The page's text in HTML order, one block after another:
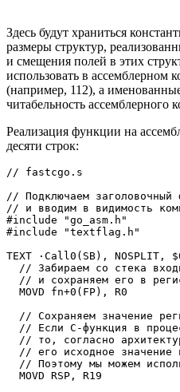
Здесь будут храниться
размеры структур,
и смещения полей в этих
использовать в ассемблерном
(например, 112), а
читабельность ассемблерного
Реализация функции на
десяти строк:
// fastcgo.s
// Подключаем заголовочный
// и вводим в видимость
#include "go_asm.h"
#include "textflag.h"
TEXT ·Call0(SB), NOSPLIT,
// Забираем со стека
// и сохраняем его в
  MOVD fn+0(FP), R0
// Сохраняем значение
// Если C-функция в
// то, согласно
// его исходное значение
// Поэтому мы можем
  MOVD RSP, R19